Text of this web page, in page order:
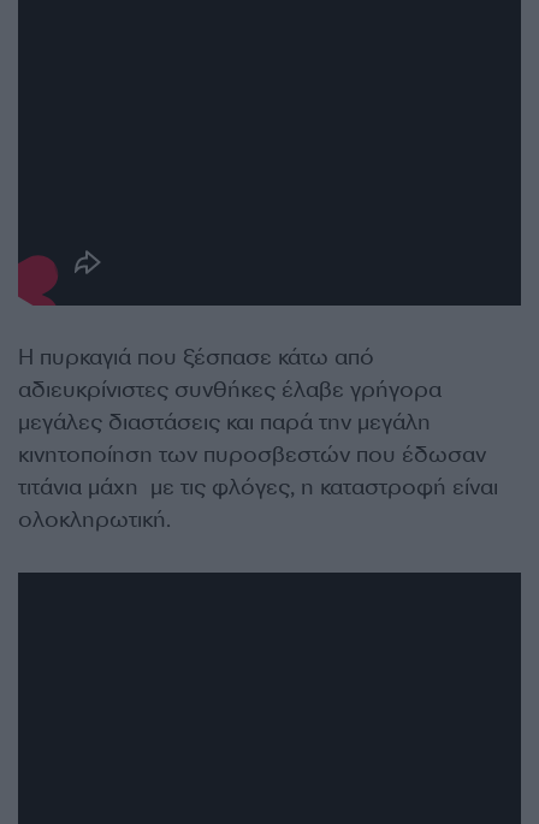
Η πυρκαγιά που ξέσπασε κάτω από
αδιευκρίνιστες συνθήκες έλαβε γρήγορα
μεγάλες διαστάσεις και παρά την μεγάλη
κινητοποίηση των πυροσβεστών που έδωσαν
τιτάνια μάχη με τις φλόγες, η καταστροφή είναι
ολοκληρωτική.